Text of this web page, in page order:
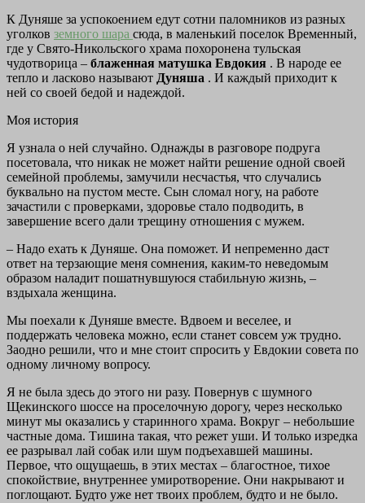
К Дуняше за успокоением едут сотни паломников из разных
уголков земного шара сюда, в маленький поселок Временный,
где у Свято-Никольского храма похоронена тульская
чудотворица – блаженная матушка Евдокия . В народе ее
тепло и ласково называют Дуняша . И каждый приходит к
ней со своей бедой и надеждой.
Моя история
Я узнала о ней случайно. Однажды в разговоре подруга
посетовала, что никак не может найти решение одной своей
семейной проблемы, замучили несчастья, что случались
буквально на пустом месте. Сын сломал ногу, на работе
зачастили с проверками, здоровье стало подводить, в
завершение всего дали трещину отношения с мужем.
– Надо ехать к Дуняше. Она поможет. И непременно даст
ответ на терзающие меня сомнения, каким-то неведомым
образом наладит пошатнувшуюся стабильную жизнь, –
вздыхала женщина.
Мы поехали к Дуняше вместе. Вдвоем и веселее, и
поддержать человека можно, если станет совсем уж трудно.
Заодно решили, что и мне стоит спросить у Евдокии совета по
одному личному вопросу.
Я не была здесь до этого ни разу. Повернув с шумного
Щекинского шоссе на проселочную дорогу, через несколько
минут мы оказались у старинного храма. Вокруг – небольшие
частные дома. Тишина такая, что режет уши. И только изредка
ее разрывал лай собак или шум подъехавшей машины.
Первое, что ощущаешь, в этих местах – благостное, тихое
спокойствие, внутреннее умиротворение. Они накрывают и
поглощают. Будто уже нет твоих проблем, будто и не было.